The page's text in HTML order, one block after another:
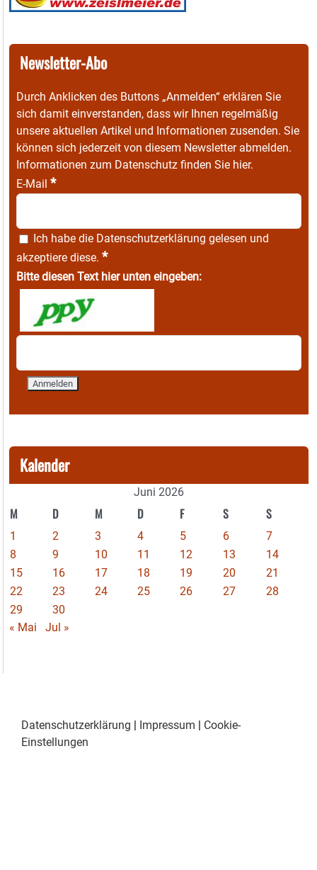
Newsletter-Abo
Durch Anklicken des Buttons „Anmelden“ erklären Sie
sich damit einverstanden, dass wir Ihnen regelmäßig
unsere aktuellen Artikel und Informationen zusenden. Sie
können sich jederzeit von diesem Newsletter abmelden.
Informationen zum Datenschutz finden Sie hier.
E-Mail *
Ich habe die Datenschutzerklärung gelesen und
akzeptiere diese. *
Bitte diesen Text hier unten eingeben:
Kalender
Juni 2026
M D M D F S S
1 2 3 4 5 6
7
8
9 10 11 12 13
14
15
16 17 18 19 20
21
22
23 24 25 26 27
28
29
30
« Mai
Jul »
Datenschutzerklärung | Impressum | Cookie-
Einstellungen